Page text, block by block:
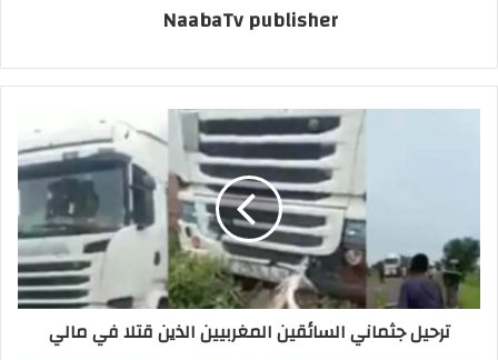
NaabaTv publisher
ترحيل جثماني السائقين المغربيين الذين قتلا في مالي